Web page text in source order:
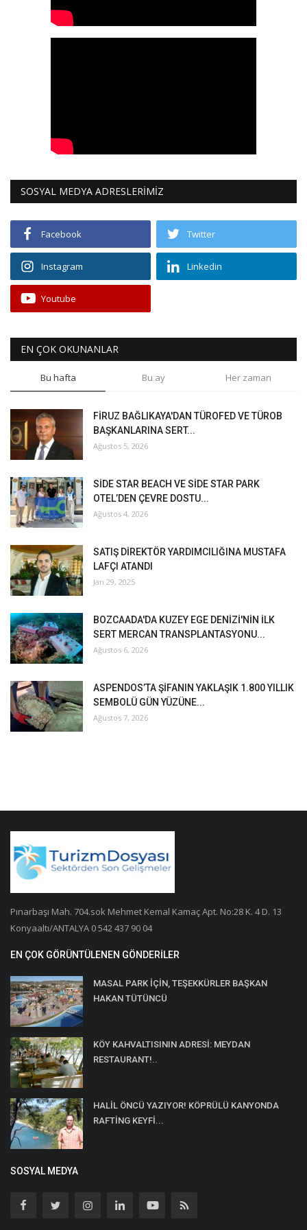
SOSYAL MEDYA ADRESLERİMİZ
Facebook Twitter
Instagram Linkedin
Youtube
EN ÇOK OKUNANLAR
Bu hafta Bu ay Her zaman
FİRUZ BAĞLIKAYA'DAN TÜROFED VE TÜROB
BAŞKANLARINA SERT...
Ağustos 5, 2026
SİDE STAR BEACH VE SİDE STAR PARK
OTEL’DEN ÇEVRE DOSTU...
Ağustos 4, 2026
SATIŞ DİREKTÖR YARDIMCILIĞINA MUSTAFA
LAFÇI ATANDI
Jan 29, 2025
BOZCAADA'DA KUZEY EGE DENİZİ'NİN İLK
SERT MERCAN TRANSPLANTASYONU...
Ağustos 6, 2026
ASPENDOS’TA ŞİFANIN YAKLAŞIK 1.800 YILLIK
SEMBOLÜ GÜN YÜZÜNE...
Ağustos 7, 2026
Pınarbaşı Mah. 704.sok Mehmet Kemal Kamaç Apt. No:28 K. 4 D. 13
Konyaaltı/ANTALYA 0 542 437 90 04
EN ÇOK GÖRÜNTÜLENEN GÖNDERILER
MASAL PARK İÇİN, TEŞEKKÜRLER BAŞKAN
HAKAN TÜTÜNCÜ
KÖY KAHVALTISININ ADRESİ: MEYDAN
RESTAURANT!..
HALİL ÖNCÜ YAZIYOR! KÖPRÜLÜ KANYONDA
RAFTİNG KEYFİ...
SOSYAL MEDYA